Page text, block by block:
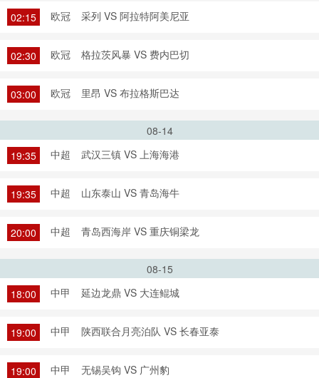
02:15 欧冠 采列 VS 阿拉特阿美尼亚
02:30 欧冠 格拉茨风暴 VS 费内巴切
03:00 欧冠 里昂 VS 布拉格斯巴达
08-14
19:35
中超 武汉三镇 VS 上海海港
19:35 中超 山东泰山 VS 青岛海牛
20:00 中超 青岛西海岸 VS 重庆铜梁龙
08-15
18:00
中甲 延边龙鼎 VS 大连鲲城
19:00 中甲 陕西联合月亮泊队 VS 长春亚泰
19:00 中甲 无锡吴钩 VS 广州豹